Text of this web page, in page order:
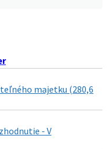
majetku (280,6
- V